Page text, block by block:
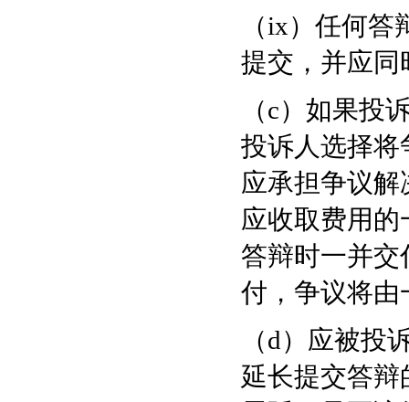
（ix）任何
提交，并应同
（c）如果投
投诉人选择将
应承担争议
应收取费用
答辩时一并
付，争议将由
（d）应被投
延长提交答